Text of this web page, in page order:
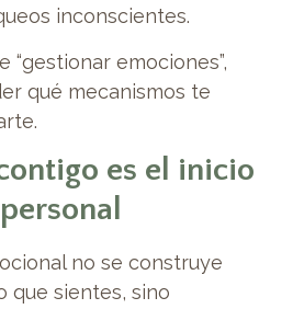
inconscientes.
“gestionar emociones”,
qué mecanismos te
es el inicio
no se construye
que sientes, sino